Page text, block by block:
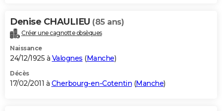
Denise CHAULIEU (85 ans)
Créer une cagnotte obsèques
Naissance
24/12/1925 à Valognes (Manche)
Décès
17/02/2011 à Cherbourg-en-Cotentin (Manche)